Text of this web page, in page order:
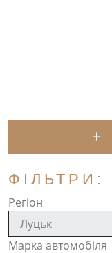
ФІЛЬТРИ:
Регіон
Марка автомобіля